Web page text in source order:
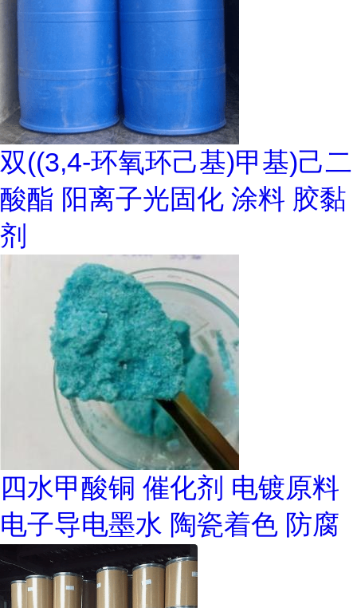
双((3,4-环氧环己基)甲基)己二
酸酯 阳离子光固化 涂料 胶黏
剂
四水甲酸铜 催化剂 电镀原料
电子导电墨水 陶瓷着色 防腐